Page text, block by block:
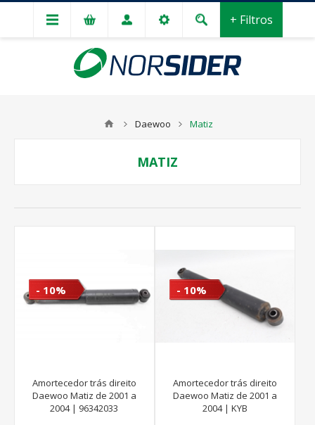
+ Filtros
Daewoo Matiz
MATIZ
- 10%
Amortecedor trás direito
Daewoo Matiz de 2001 a
2004 | 96342033
- 10%
Amortecedor trás direito
Daewoo Matiz de 2001 a
2004 | KYB